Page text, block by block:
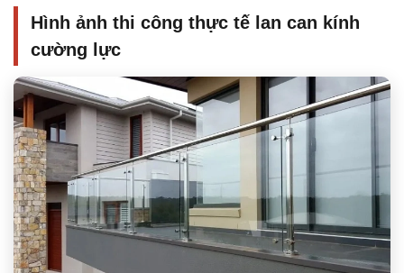
Hình ảnh thi công thực tế lan can kính
cường lực